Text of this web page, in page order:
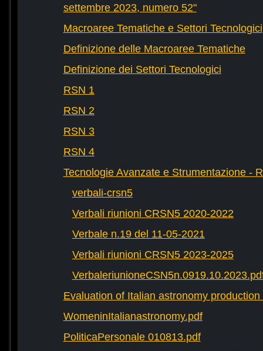
settembre 2023, numero 52"
Macroaree Tematiche e Settori Tecnologici
Definizione delle Macroaree Tematiche
Definizione dei Settori Tecnologici
RSN 1
RSN 2
RSN 3
RSN 4
Tecnologie Avanzate e Strumentazione -
verbali-crsn5
Verbali riunioni CRSN5 2020-2022
Verbale n.19 del 11-05-2021
Verbali riunioni CRSN5 2023-2025
Evaluation of Italian astronomy production
WomeninItalianastronomy.pdf
PoliticaPersonale 010813.pdf